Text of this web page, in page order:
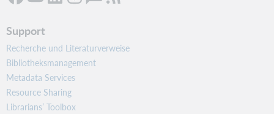
Support
Recherche und Literaturverweise
Bibliotheksmanagement
Metadata Services
Resource Sharing
Librarians’ Toolbox